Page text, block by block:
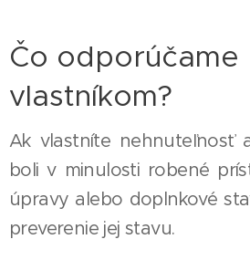
Čo odporúčame
vlastníkom?
Ak vlastníte nehnuteľnosť
boli v minulosti robené
úpravy alebo doplnkové
preverenie jej stavu.